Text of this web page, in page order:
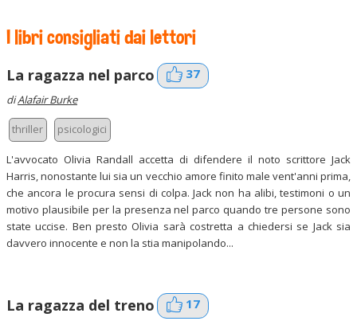
I libri consigliati dai lettori
La ragazza nel parco 37
diAlafair Burke
thriller psicologici
L'avvocato Olivia Randall accetta di difendere il noto scrittore Jack
Harris, nonostante lui sia un vecchio amore finito male vent'anni prima,
che ancora le procura sensi di colpa. Jack non ha alibi, testimoni o un
motivo plausibile per la presenza nel parco quando tre persone sono
state uccise. Ben presto Olivia sarà costretta a chiedersi se Jack sia
davvero innocente e non la stia manipolando...
La ragazza del treno 17